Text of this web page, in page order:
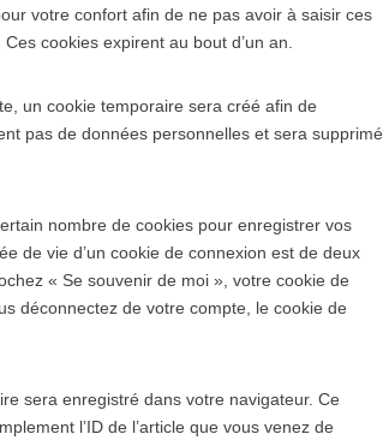
votre confort afin de ne pas avoir à saisir ces
cookies expirent au bout d’un an.
un cookie temporaire sera créé afin de
pas de données personnelles et sera supprimé
nombre de cookies pour enregistrer vos
de vie d’un cookie de connexion est de deux
« Se souvenir de moi », votre cookie de
déconnectez de votre compte, le cookie de
sera enregistré dans votre navigateur. Ce
l’ID de l’article que vous venez de